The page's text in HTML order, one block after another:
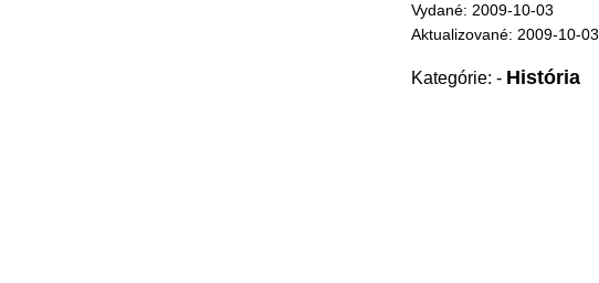
Vydané: 2009-10-03
Aktualizované: 2009-10-03
Kategórie: - História